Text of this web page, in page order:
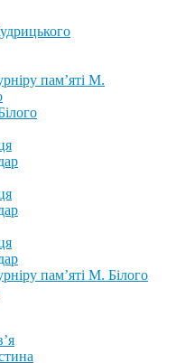
пам’яті М.
пам’яті М. Білого